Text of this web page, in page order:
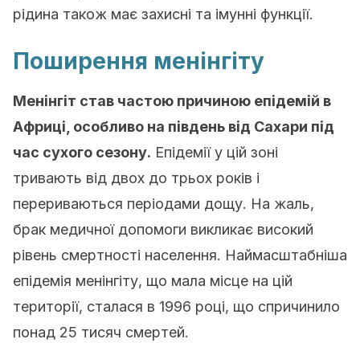
рідина також має захисні та імунні функції.
Поширення менінгіту
Менінгіт став частою причиною епідемій в
Африці, особливо на південь від Сахари під
час сухого сезону. Епідемії у цій зоні
тривають від двох до трьох років і
перериваються періодами дощу. На жаль,
брак медичної допомоги викликає високий
рівень смертності населення. Наймасштабніша
епідемія менінгіту, що мала місце на цій
території, сталася в 1996 році, що спричинило
понад 25 тисяч смертей.